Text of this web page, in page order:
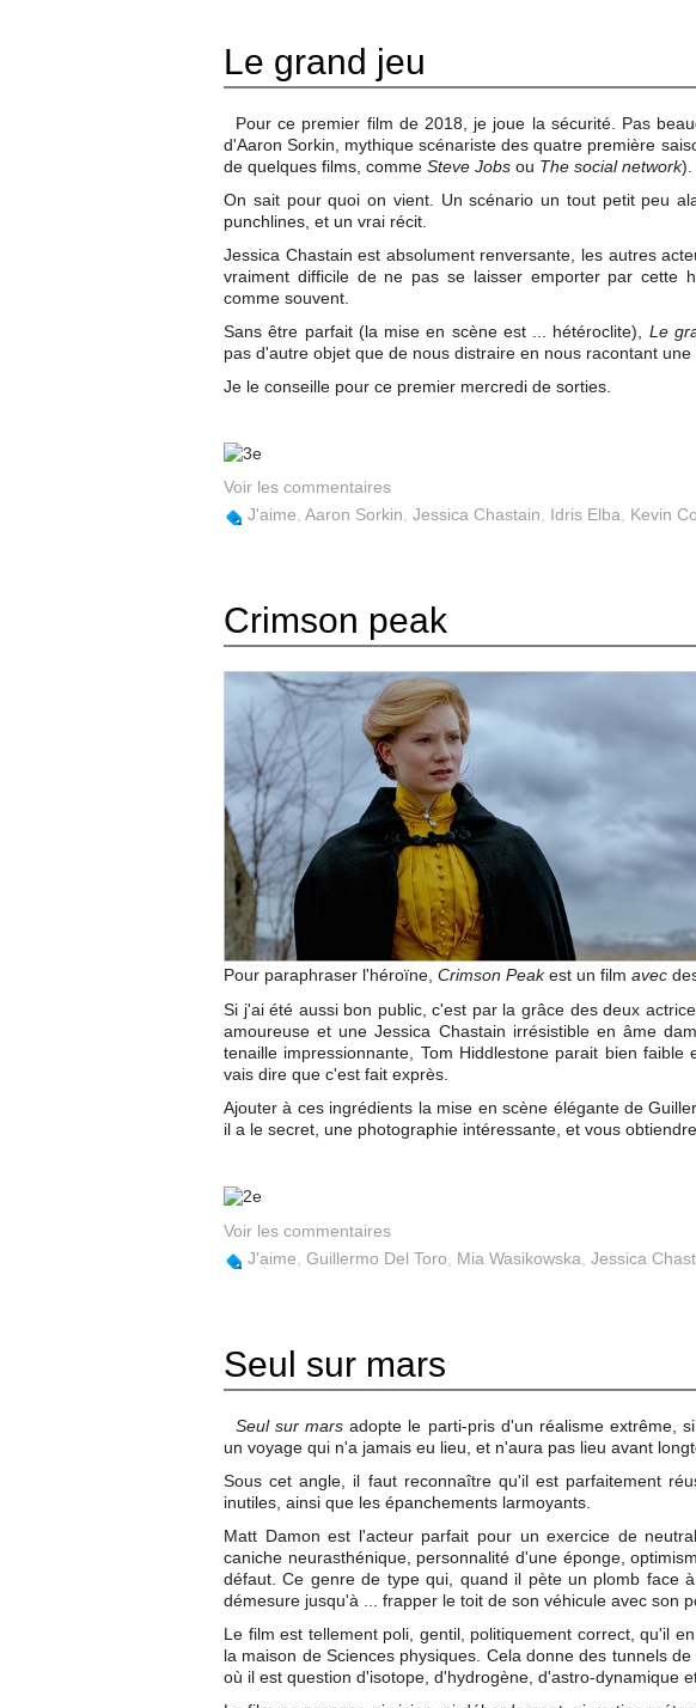
Le grand jeu
Pour ce premier film de 2018, je joue la sécurité. Pas
d'Aaron Sorkin, mythique scénariste des quatre première
de quelques films, comme Steve Jobs ou The social network).
On sait pour quoi on vient. Un scénario un tout petit peu
punchlines, et un vrai récit.
Jessica Chastain est absolument renversante, les autres
vraiment difficile de ne pas se laisser emporter par cette
comme souvent.
Sans être parfait (la mise en scène est ... hétéroclite), Le
pas d'autre objet que de nous distraire en nous racontant
Je le conseille pour ce premier mercredi de sorties.
Voir les commentaires
J'aime Aaron Sorkin Jessica Chastain Idris Elba Kevin
Crimson peak
Pour paraphraser l'héroïne, Crimson Peakest un film avec
Si j'ai été aussi bon public, c'est par la grâce des deux
amoureuse et une Jessica Chastain irrésistible en âme
tenaille impressionnante, Tom Hiddlestone parait bien
vais dire que c'est fait exprès.
Ajouter à ces ingrédients la mise en scène élégante de
il a le secret, une photographie intéressante, et vous
Voir les commentaires
J'aime Guillermo Del Toro Mia Wasikowska Jessica
Seul sur mars
Seul sur mars adopte le parti-pris d'un réalisme extrême,
un voyage qui n'a jamais eu lieu, et n'aura pas lieu avant
Sous cet angle, il faut reconnaître qu'il est parfaitement
inutiles, ainsi que les épanchements larmoyants.
Matt Damon est l'acteur parfait pour un exercice de
caniche neurasthénique, personnalité d'une éponge,
défaut. Ce genre de type qui, quand il pète un plomb face
démesure jusqu'à ... frapper le toit de son véhicule avec son
Le film est tellement poli, gentil, politiquement correct, qu'il
la maison de Sciences physiques. Cela donne des tunnels
où il est question d'isotope, d'hydrogène, d'astro-dynamique